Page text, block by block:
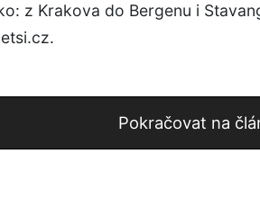
z Krakova do Bergenu i
Pokračovat na